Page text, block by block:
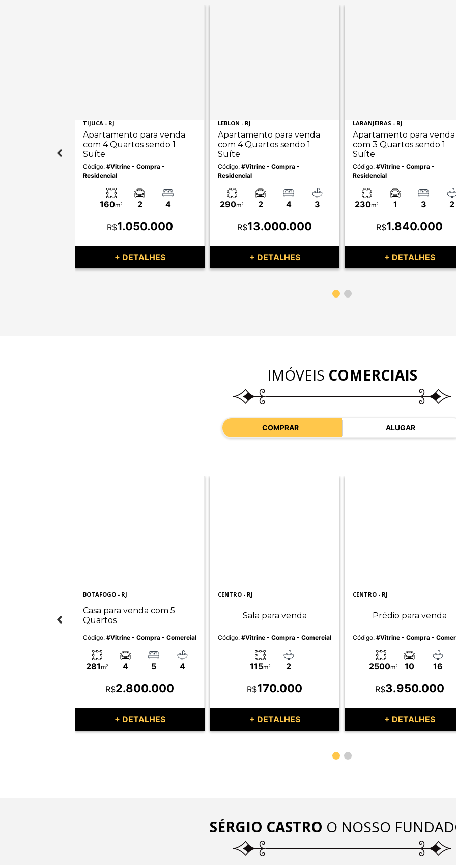
TIJUCA - RJ
Apartamento para venda
com 4 Quartos sendo 1
Suíte
Código: #Vitrine - Compra -
Residencial
160m2 2 4
R$1.050.000
+ DETALHES
LEBLON - RJ
Apartamento para venda
com 4 Quartos sendo 1
Suíte
Código: #Vitrine - Compra -
Residencial
290m2 2 4 3
R$13.000.000
+ DETALHES
LARANJEIRAS - RJ
Apartamento para venda
com 3 Quartos sendo 1
Suíte
Código: #Vitrine - Compra -
Residencial
230m2 1 3 2
R$1.840.000
+ DETALHES
IMÓVEIS COMERCIAIS
COMPRAR ALUGAR
BOTAFOGO - RJ
Casa para venda com 5
Quartos
Código: #Vitrine - Compra - Comercial
281 m2 4 5 4
R$2.800.000
+ DETALHES
CENTRO - RJ
Sala para venda
Código: #Vitrine - Compra - Comercial
115m2 2
R$170.000
+ DETALHES
CENTRO - RJ
Prédio para venda
Código: #Vitrine - Compra -
2500m2 10 16
R$3.950.000
+ DETALHES
SÉRGIO CASTRO O NOSSO